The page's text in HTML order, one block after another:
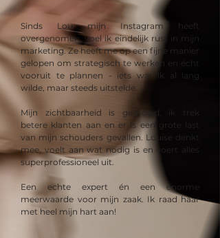
Sinds Lou mijn Instagram heeft
overgenomen, voel ik eindelijk rust in mijn
marketing. Ze heeft me op een fijne manier
gelopen om strategisch te werken en écht
vooruit te plannen - iets wat ik al lang
wilde, maar steeds uitstelde.
Mijn zichtbaarheid is gegroeid, ik trek
betere klanten aan en er is een grote last
van mijn schouders gevallen. Louise denkt
mee, voelt aan wat nodig is en voert alles
superprofessioneel uit.
Een echte expert én een enorme
meerwaarde voor mijn zaak. Ik raad haar
met heel mijn hart aan!